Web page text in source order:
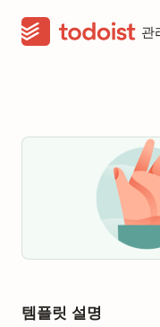
관
템플릿 설명